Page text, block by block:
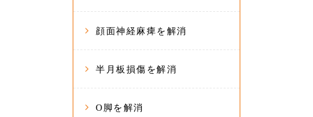
顔面神経麻痺を解消
半月板損傷を解消
O脚を解消